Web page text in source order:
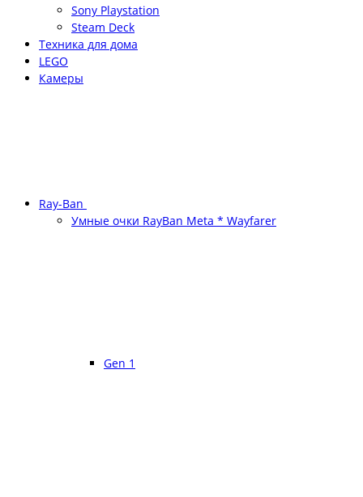
Sony Playstation
Steam Deck
Техника для дома
LEGO
Камеры
Ray-Ban
Умные очки RayBan Meta * Wayfarer
Gen 1